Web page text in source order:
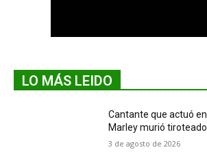
LO MÁS LEIDO
Cantante que actuó
Marley murió
3 de agosto de 2026